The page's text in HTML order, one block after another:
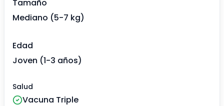
Tamaño
Mediano (5-7 kg)
Edad
Joven (1-3 años)
Salud
Vacuna Triple